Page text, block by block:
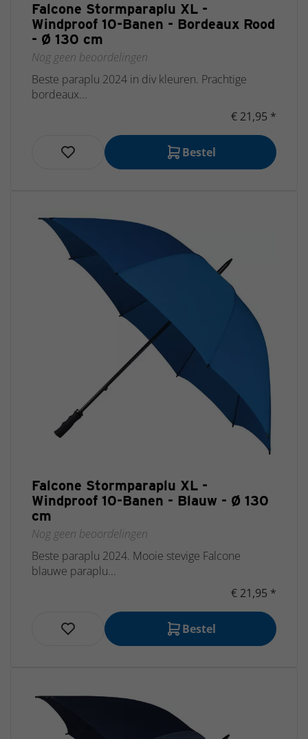
Falcone Stormparaplu XL -
Windproof 10-Banen - Bordeaux Rood
- Ø 130 cm
Nog geen beoordelingen
Beste paraplu 2024 in div kleuren. Prachtige
bordeaux...
€ 21,95 *
Bestel
Falcone Stormparaplu XL -
Windproof 10-Banen - Blauw - Ø 130
cm
Nog geen beoordelingen
Beste paraplu 2024. Mooie stevige Falcone
blauwe paraplu...
€ 21,95 *
Bestel